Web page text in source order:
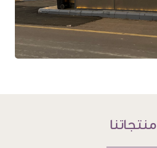
منتجاتنا